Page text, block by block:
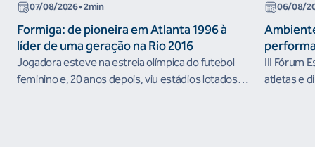
07/08/2026• 2min
Formiga: de pioneira em Atlanta 1996 à
líder de uma geração na Rio 2016
Jogadora esteve na estreia olímpica do futebol
feminino e, 20 anos depois, viu estádios lotados
06/08/
III Fórum
atletas e